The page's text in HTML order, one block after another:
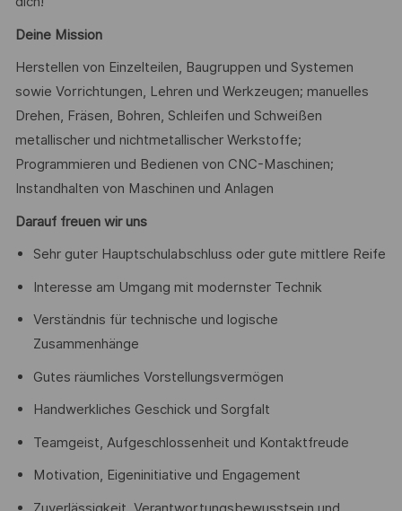
Deine Mission
Herstellen von Einzelteilen, Baugruppen und Systemen
sowie Vorrichtungen, Lehren und Werkzeugen; manuelles
Drehen, Fräsen, Bohren, Schleifen und Schweißen
metallischer und nichtmetallischer Werkstoffe;
Programmieren und Bedienen von CNC-Maschinen;
Instandhalten von Maschinen und Anlagen
Darauf freuen wir uns
Sehr guter Hauptschulabschluss oder gute mittlere Reife
Interesse am Umgang mit modernster Technik
Verständnis für technische und logische
Zusammenhänge
Gutes räumliches Vorstellungsvermögen
Handwerkliches Geschick und Sorgfalt
Teamgeist, Aufgeschlossenheit und Kontaktfreude
Motivation, Eigeninitiative und Engagement